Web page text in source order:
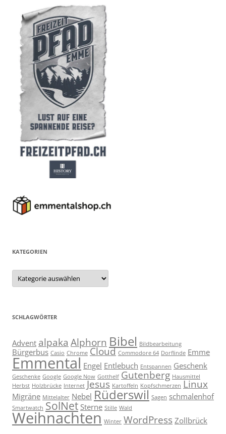
KATEGORIEN
Kategorien
SCHLAGWÖRTER
Advent alpaka Alphorn Bibel Bildbearbeitung
Bürgerbus Casio Chrome Cloud Commodore 64 Dorflinde Emme
Emmental Engel Entlebuch Entspannen Geschenk
Geschenke Google Google Now Gotthelf Gutenberg Hausmittel
Herbst Holzbrücke Internet Jesus Kartoffeln Kopfschmerzen Linux
Migräne Mittelalter Nebel Rüderswil Sagen schmalenhof
Smartwatch SolNet Sterne Stille Wald
Weihnachten Winter WordPress Zollbrück